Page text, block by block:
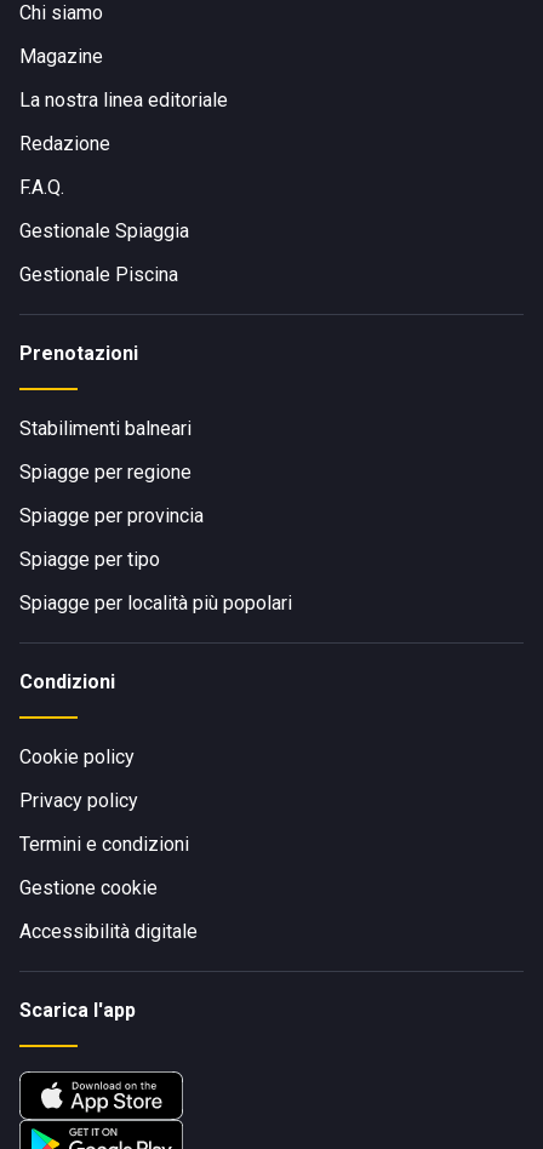
Chi siamo
Magazine
La nostra linea editoriale
Redazione
F.A.Q.
Gestionale Spiaggia
Gestionale Piscina
Prenotazioni
Stabilimenti balneari
Spiagge per regione
Spiagge per provincia
Spiagge per tipo
Spiagge per località più popolari
Condizioni
Cookie policy
Privacy policy
Termini e condizioni
Gestione cookie
Accessibilità digitale
Scarica l'app